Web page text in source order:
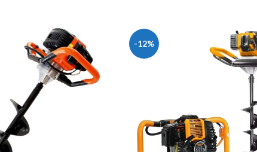
-12%